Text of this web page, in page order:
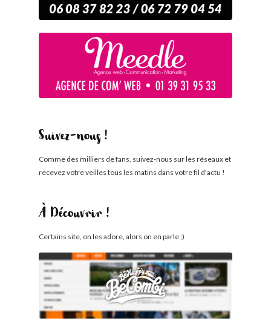
Suivez-nous !
Comme des milliers de fans, suivez-nous sur les réseaux et
recevez votre veilles tous les matins dans votre fil d'actu !
À Découvrir !
Certains site, on les adore, alors on en parle ;)